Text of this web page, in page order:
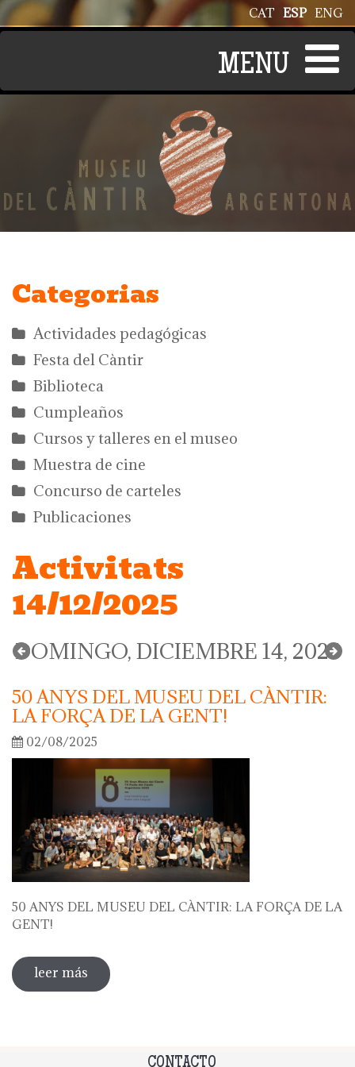
Pasar al contenido principal ENG
ESP
CAT
Categorias
Actividades pedagógicas
Festa del Càntir
Biblioteca
Cumpleaños
Cursos y talleres en el museo
Muestra de cine
Concurso de carteles
Publicaciones
Activitats
14/12/2025
DOMINGO, DICIEMBRE 14, 2025
50 ANYS DEL MUSEU DEL CÀNTIR:
LA FORÇA DE LA GENT!
02/08/2025
50 ANYS DEL MUSEU DEL CÀNTIR: LA FORÇA DE LA
GENT!
leer más sobre 50 anys del museu del càntir: la
força de la gent!
CONTACTO